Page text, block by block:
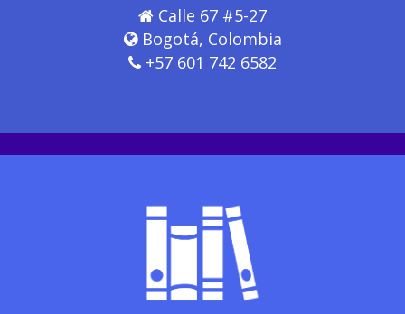
Calle 67 #5-27
Bogotá, Colombia
+57 601 742 6582